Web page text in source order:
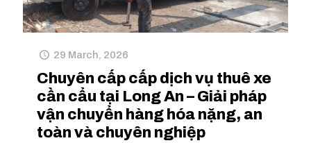
29 March, 2026
Chuyên cấp cấp dịch vụ thuê xe
cần cẩu tại Long An – Giải pháp
vận chuyển hàng hóa nặng, an
toàn và chuyên nghiệp